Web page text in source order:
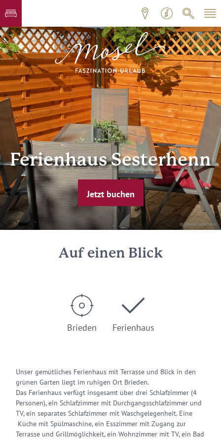
© Christel Sesterhenn
Ferienhaus Sesterhenn
Jetzt buchen
Auf einen Blick
Brieden Ferienhaus
Unser gemütliches Ferienhaus mit Terrasse und Blick in den
grünen Garten liegt im ruhigen Ort Brieden.
Das Ferienhaus verfügt insgesamt über drei Schlafzimmer (4
Personen), ein Schlafzimmer mit Durchgangsschlafzimmer und
TV, ein separates Schlafzimmer mit Waschgelegenheit. Eine
Küche mit Spülmaschine, ein Esszimmer mit Zugang zur
Terrasse und Grillmöglichkeit, ein Wohnzimmer mit TV, ein Bad